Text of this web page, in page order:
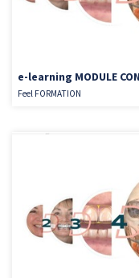
e-learning MODULE
Feel FORMATION